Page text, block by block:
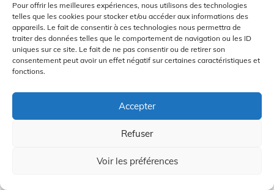
Pour offrir les meilleures expériences, nous utilisons des technologies
telles que les cookies pour stocker et/ou accéder aux informations des
appareils. Le fait de consentir à ces technologies nous permettra de
traiter des données telles que le comportement de navigation ou les ID
uniques sur ce site. Le fait de ne pas consentir ou de retirer son
consentement peut avoir un effet négatif sur certaines caractéristiques et
fonctions.
Accepter
Refuser
Voir les préférences
24/12/2025
24/12/2025